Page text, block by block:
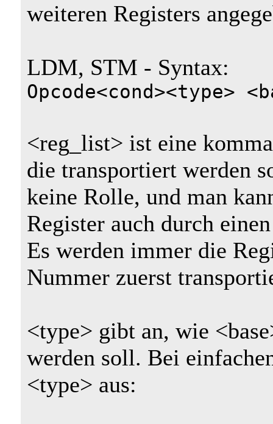
weiteren Registers
LDM, STM - Syntax:
Opcode<cond><type>
<reg_list> ist eine
die transportiert werden
keine Rolle, und man
Register auch durch
Es werden immer die
Nummer zuerst
<type> gibt an, wie
werden soll. Bei
<type> aus: